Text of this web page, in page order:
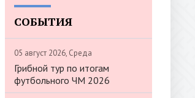
СОБЫТИЯ
05 август 2026, Среда
Грибной тур по итогам
футбольного ЧМ 2026